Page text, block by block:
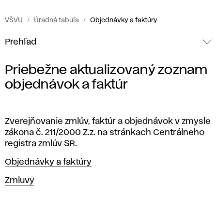
VŠVU Úradná tabuľa Objednávky a faktúry
Prehľad
O
j
e
d
n
Priebežne aktualizovaný zoznam
objednávok a faktúr
Zverejňovanie zmlúv, faktúr a objednávok v zmysle
zákona č. 211/2000 Z.z. na stránkach Centrálneho
registra zmlúv SR.
Objednávky a faktúry
Zmluvy